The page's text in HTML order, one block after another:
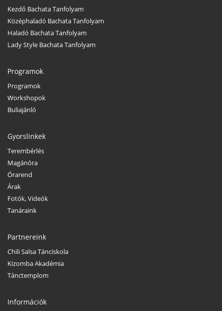
Kezdő Bachata Tanfolyam
Középhaladó Bachata Tanfolyam
Haladó Bachata Tanfolyam
Lady Style Bachata Tanfolyam
Programok
Programok
Workshopok
Buliajánló
Gyorslinkek
Terembérlés
Magánóra
Órarend
Árak
Fotók, Videók
Tanáraink
Partnereink
Chili Salsa Tánciskola
Kizomba Akadémia
Tánctemplom
Információk